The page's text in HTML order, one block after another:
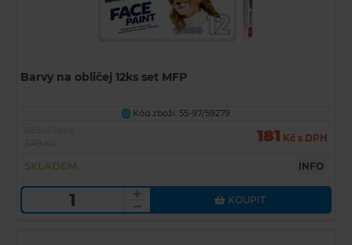
Barvy na obličej 12ks set MFP
U
Kód zboží: 55-97/59279
181 Kč s DPH
SKLADEM INFO
KOUPIT